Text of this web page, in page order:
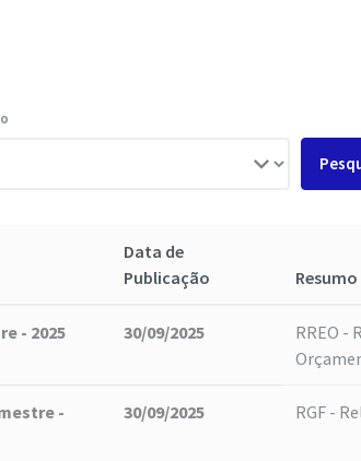
Data de
Publicação
Resumo
- 2025 30/09/2025
RREO -
-
30/09/2025 RGF -